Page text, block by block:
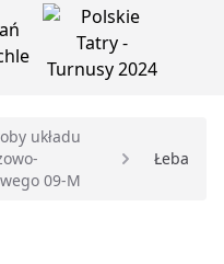
układu
09-M
Łeba